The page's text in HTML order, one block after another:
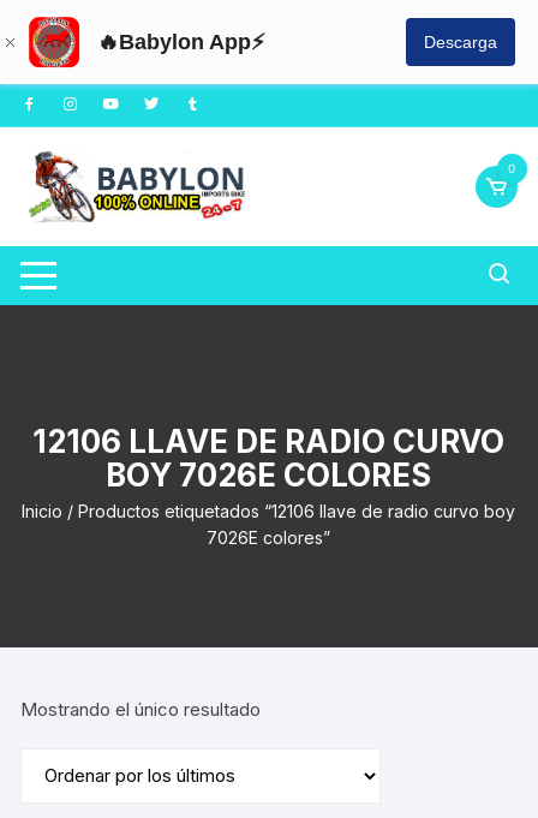
🔥Babylon App⚡ Descarga
Saltar
al
contenido
0
12106 LLAVE DE RADIO CURVO
BOY 7026E COLORES
Inicio / Productos etiquetados “12106 llave de radio curvo boy
7026E colores”
Mostrando el único resultado